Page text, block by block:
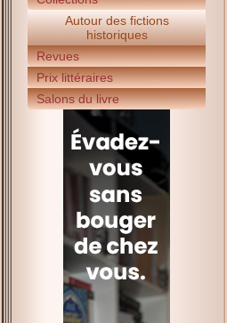
Autour des fictions
historiques
Revues
Prix littéraires
Salons du livre